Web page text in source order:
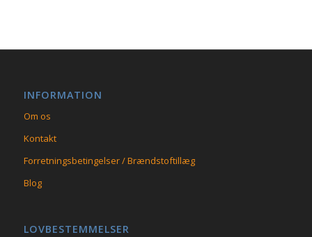
INFORMATION
Om os
Kontakt
Forretningsbetingelser / Brændstoftillæg
Blog
LOVBESTEMMELSER